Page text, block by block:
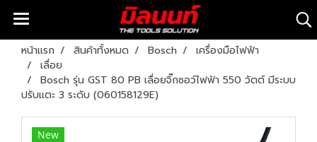
หน้าแรก สินค้าทั้งหมด Bosch
เครื่องมือไฟฟ้า
เลื่อย
Bosch รุ่น GST 80 PB เลื่อยจิ๊กซอว์ไฟฟ้า 550 วัตต์ มีระบบ
ปรับแตะ 3 ระดับ (060158129E)
New